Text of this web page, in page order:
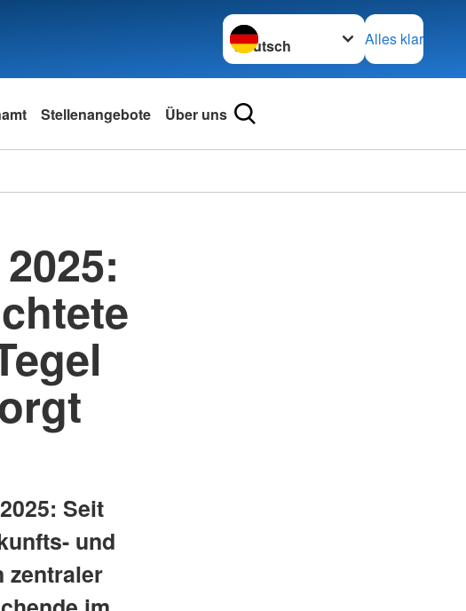
Sprache wechseln zu
Alles klar
Stellenangebote Über uns
Seit
und
zentraler